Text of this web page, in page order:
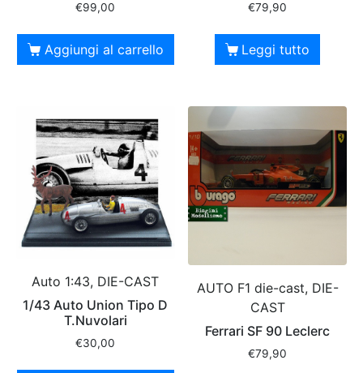
€99,00
Aggiungi al carrello
€79,90
Leggi tutto
Auto 1:43, DIE-CAST
1/43 Auto Union Tipo D
T.Nuvolari
€30,00
AUTO F1 die-cast, DIE-
CAST
Ferrari SF 90 Leclerc
€79,90